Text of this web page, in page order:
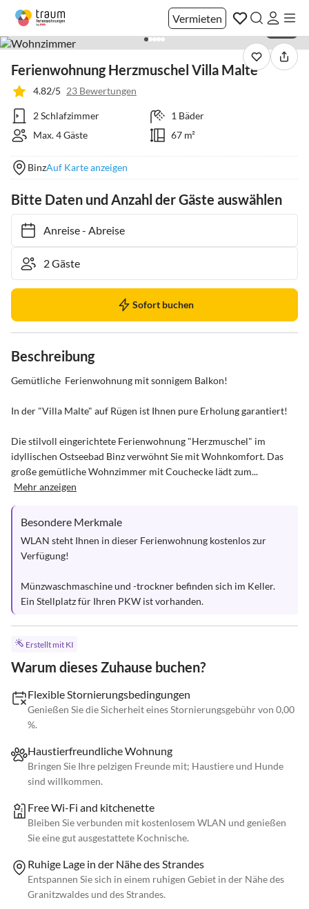
Vermieten
Ferienwohnung Herzmuschel Villa Malte
4.82/5 23 Bewertungen
2 Schlafzimmer
1 Bäder
Max. 4 Gäste
67 m²
BinzAuf Karte anzeigen
Bitte Daten und Anzahl der Gäste auswählen
Anreise- Abreise
Sofort buchen
Beschreibung
Gemütliche  Ferienwohnung mit sonnigem Balkon!
In der "Villa Malte" auf Rügen ist Ihnen pure Erholung garantiert!
Die stilvoll eingerichtete Ferienwohnung "Herzmuschel" im
idyllischen Ostseebad Binz verwöhnt Sie mit Wohnkomfort. Das
große gemütliche Wohnzimmer mit Couchecke lädt zum...
Mehr anzeigen
Besondere Merkmale
WLAN steht Ihnen in dieser Ferienwohnung kostenlos zur
Verfügung!
Münzwaschmaschine und -trockner befinden sich im Keller.
Ein Stellplatz für Ihren PKW ist vorhanden.
Erstellt mit KI
Warum dieses Zuhause buchen?
Flexible Stornierungsbedingungen
Genießen Sie die Sicherheit eines Stornierungsgebühr von 0,00
%.
Haustierfreundliche Wohnung
Bringen Sie Ihre pelzigen Freunde mit; Haustiere und Hunde
sind willkommen.
Free Wi-Fi and kitchenette
Bleiben Sie verbunden mit kostenlosem WLAN und genießen
Sie eine gut ausgestattete Kochnische.
Ruhige Lage in der Nähe des Strandes
Entspannen Sie sich in einem ruhigen Gebiet in der Nähe des
Granitzwaldes und des Strandes.